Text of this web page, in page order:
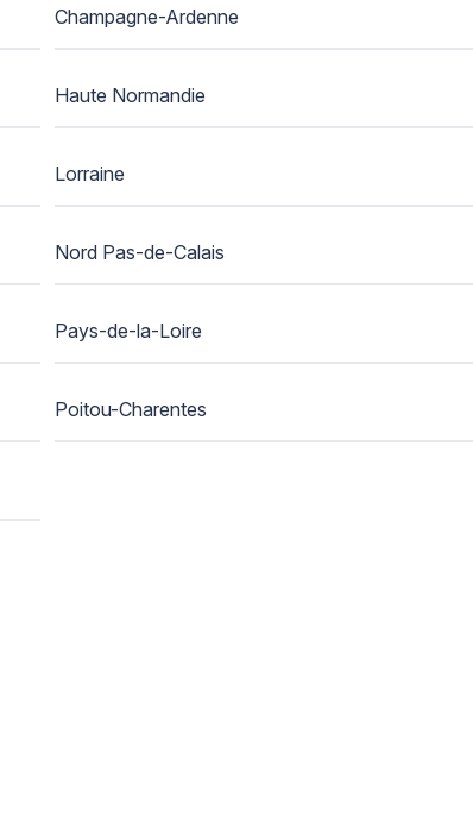
Champagne-Ardenne
Haute Normandie
Lorraine
Nord Pas-de-Calais
Pays-de-la-Loire
Poitou-Charentes